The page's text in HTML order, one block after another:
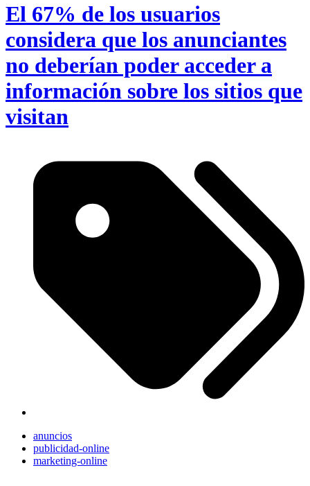
El 67% de los usuarios
considera que los anunciantes
no deberían poder acceder a
información sobre los sitios que
visitan
anuncios
publicidad-online
marketing-online